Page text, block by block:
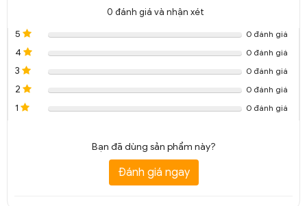
0 đánh giá và nhận xét
5
0 đánh giá
4 0 đánh giá
3 0 đánh giá
2 0 đánh giá
1 0 đánh giá
Bạn đã dùng sản phẩm này?
Đánh giá ngay